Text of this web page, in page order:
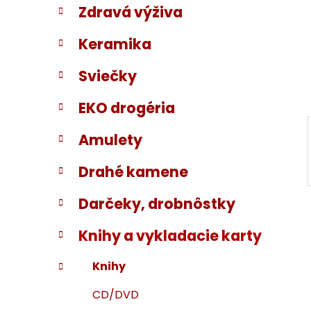
a
n
e
l
i
Zdravá výživa
Keramika
Sviečky
EKO drogéria
Amulety
Drahé kamene
Darčeky, drobnôstky
Knihy a vykladacie karty
Knihy
CD/DVD